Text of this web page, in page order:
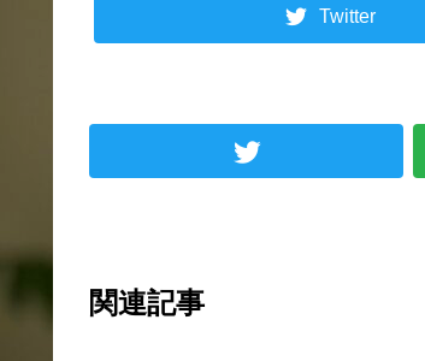
Twitter
関連記事